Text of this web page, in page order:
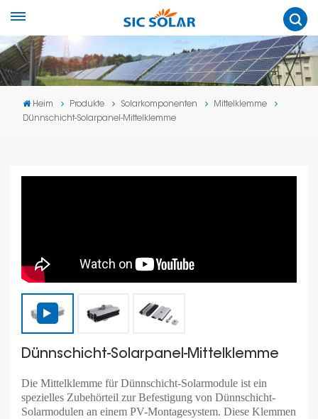
Heim Produkte Solarkomponenten
Mittelklemme
Dünnschicht-Solarpanel-Mittelklemme
Dünnschicht-Solarpanel-Mittelklemme
Die Mittelklemme für Dünnschicht-Solarmodule ist ein
spezielles Zubehörteil zur Befestigung von Dünnschicht-
Solarmodulen an einem PV-Montagesystem. Diese Klemmen